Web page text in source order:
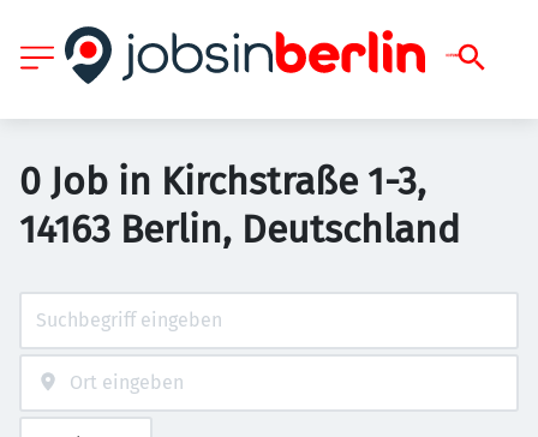
0 Job in Kirchstraße 1-3,
14163 Berlin, Deutschland